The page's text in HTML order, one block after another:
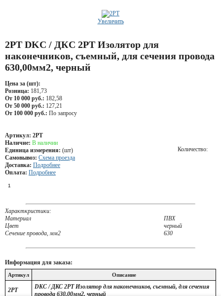
Увеличить
2PT DKC / ДКС 2PT Изолятор для
наконечников, съемный, для сечения провода
630,00мм2, черный
Цена за (шт):
Розница: 181,73
От 10 000 руб.: 182,58
От 50 000 руб.: 127,21
От 100 000 руб.: По запросу
Артикул: 2PT
Наличие: В наличии
Единица измерения: (шт)
Самовывоз: Схема проезда
Доставка: Подробнее
Оплата: Подробнее
Количество:
Характкристики:
Материал
ПВХ
Цвет
черный
Сечение провода, мм2
630
Информация для заказа:
Артикул Описание
2PT
DKC / ДКС 2PT Изолятор для наконечников, съемный, для сечения
провода 630,00мм2, черный